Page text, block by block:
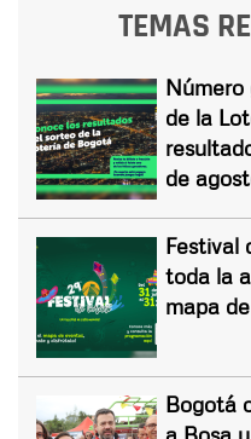
TEMAS
Número
de la
de
Festival
toda la
mapa
Bogotá